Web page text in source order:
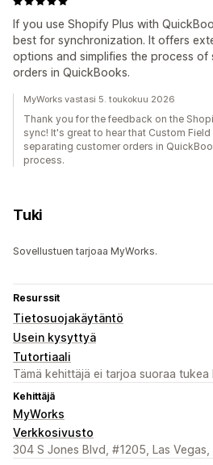
If you use Shopify Plus with
best for synchronization. It offers
options and simplifies the process of
orders in QuickBooks.
MyWorks vastasi 5. toukokuu 2026
Thank you for the feedback on the
sync! It's great to hear that Custom
separating customer orders in
process.
Tuki
Sovellustuen tarjoaa MyWorks.
Resurssit
Tietosuojakäytäntö
Usein kysyttyä
Tutortiaali
Tämä kehittäjä ei tarjoa suoraa tukea
Kehittäjä
MyWorks
Verkkosivusto
304 S Jones Blvd, #1205, Las Vegas,